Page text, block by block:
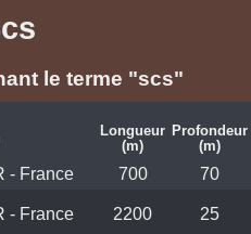
le terme "scs"
Longueur
(m)
Profondeur
(m)
- France 700
70
- France 2200 25